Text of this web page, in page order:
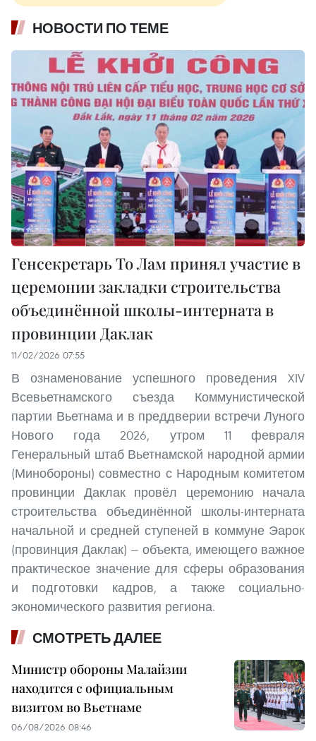
НОВОСТИ ПО ТЕМЕ
Генсекретарь То Лам принял участие в
церемонии закладки строительства
объединённой школы-интерната в
провинции Даклак
11/02/2026 07:55
В ознаменование успешного проведения XIV
Всевьетнамского съезда Коммунистической
партии Вьетнама и в преддверии встречи Луного
Нового года 2026, утром 11 февраля
Генеральный штаб Вьетнамской народной армии
(Минобороны) совместно с Народным комитетом
провинции Даклак провёл церемонию начала
строительства объединённой школы-интерната
начальной и средней ступеней в коммуне Эарок
(провинция Даклак) — объекта, имеющего важное
практическое значение для сферы образования
и подготовки кадров, а также социально-
экономического развития региона.
СМОТРЕТЬ ДАЛЕЕ
Министр обороны Малайзии
находится с официальным
визитом во Вьетнаме
06/08/2026 08:46